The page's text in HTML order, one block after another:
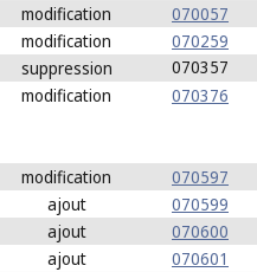
modification 070057
modification 070259
suppression 070357
modification 070376
modification 070597
ajout 070599
ajout 070600
ajout 070601